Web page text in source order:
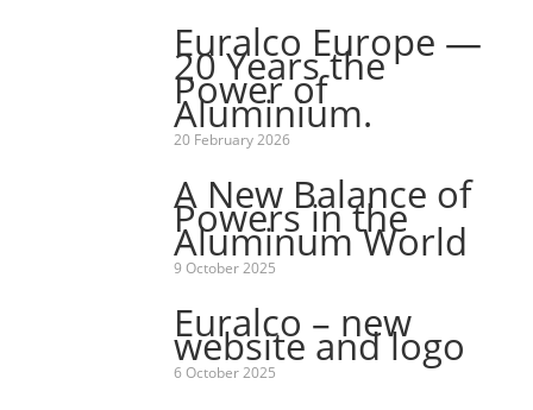
Euralco Europe —
20 Years the
Power of
Aluminium.
20 February 2026
A New Balance of
Powers in the
Aluminum World
9 October 2025
Euralco – new
website and logo
6 October 2025